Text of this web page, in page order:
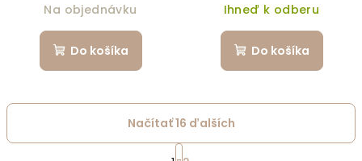
Na objednávku
Do košíka
Ihneď k odberu
Do košíka
Načítať 16 ďalších
Stránkovanie